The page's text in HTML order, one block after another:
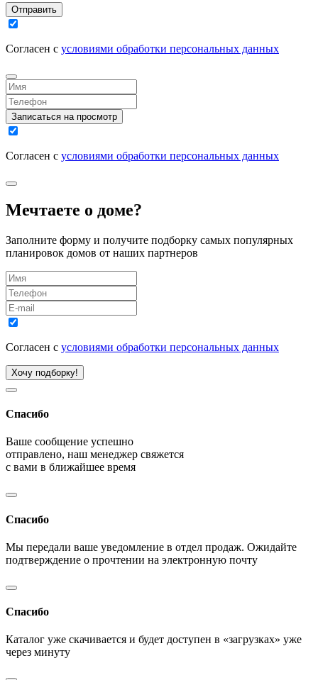
Отправить
Согласен с условиями обработки персональных данных
Записаться на просмотр
Согласен с условиями обработки персональных данных
Мечтаете о доме?
Заполните форму и получите подборку самых популярных
планировок домов от наших партнеров
Согласен с условиями обработки персональных данных
Хочу подборку!
Спасибо
Ваше сообщение успешно
отправлено, наш менеджер свяжется
с вами в ближайшее время
Спасибо
Мы передали ваше уведомление в отдел продаж. Ожидайте
подтверждение о прочтении на электронную почту
Спасибо
Каталог уже скачивается и будет доступен в «загрузках» уже
через минуту